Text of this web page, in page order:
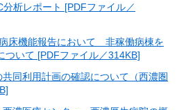
分析レポート [PDFファイル／
床機能報告において 非稼働病棟を
ついて [PDFファイル／314KB]
同利用計画の確認について（西濃圏